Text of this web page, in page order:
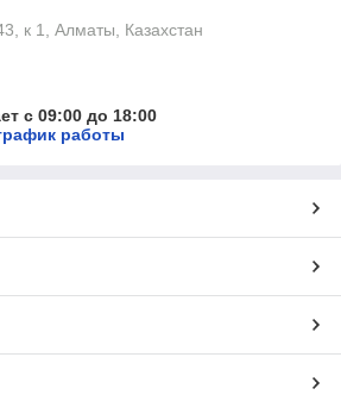
к 1, Алматы, Казахстан
с 09:00 до 18:00
работы